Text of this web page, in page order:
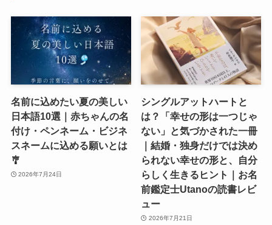
名前に込めたい夏の美しい
日本語10選｜赤ちゃんの名
付け・ペンネーム・ビジネ
スネームに込める願いとは
🎐
2026年7月24日
シングルアットハートと
は？「幸せの形は一つじゃ
ない」と気づかされた一冊
｜結婚・独身だけでは決め
られない幸せの形と、自分
らしく生きるヒント｜お名
前鑑定士Utanoの読書レビ
ュー
2026年7月21日